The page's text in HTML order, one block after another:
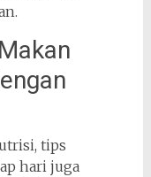
tips
hari juga